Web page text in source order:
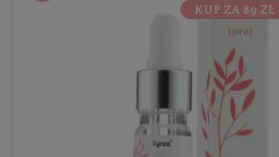
KUP ZA 89 ZŁ